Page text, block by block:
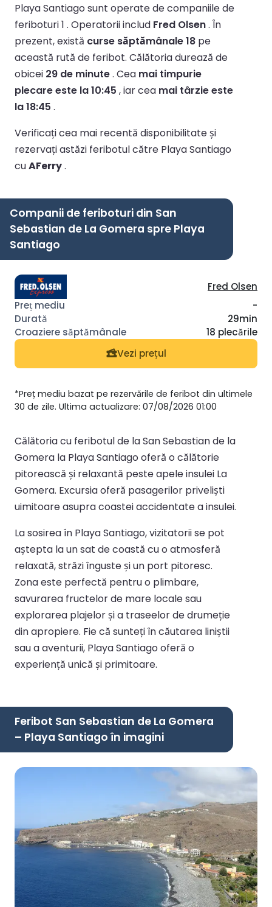
Playa Santiago sunt operate de companiile de
feriboturi 1 . Operatorii includ Fred Olsen. În
prezent, există curse săptămânale 18 pe
această rută de feribot. Călătoria durează de
obicei 29 de minute. Cea mai timpurie
plecare este la 10:45 , iar cea mai târzie este
la 18:45 .
Verificați cea mai recentă disponibilitate și
rezervați astăzi feribotul către Playa Santiago
cuAFerry.
Companii de feriboturi din San
Sebastian de La Gomera spre Playa
Santiago
Fred Olsen
-
29min
18 plecările
Vezi prețul
*Preț mediu bazat pe rezervările de feribot din ultimele
30 de zile. Ultima actualizare: 07/08/2026 01:00
Călătoria cu feribotul de la San Sebastian de la
Gomera la Playa Santiago oferă o călătorie
pitorească și relaxantă peste apele insulei La
Gomera. Excursia oferă pasagerilor priveliști
uimitoare asupra coastei accidentate a insulei.
La sosirea în Playa Santiago, vizitatorii se pot
aștepta la un sat de coastă cu o atmosferă
relaxată, străzi înguste și un port pitoresc.
Zona este perfectă pentru o plimbare,
savurarea fructelor de mare locale sau
explorarea plajelor și a traseelor de drumeție
din apropiere. Fie că sunteți în căutarea liniștii
sau a aventurii, Playa Santiago oferă o
experiență unică și primitoare.
Feribot San Sebastian de La Gomera
– Playa Santiago în imagini